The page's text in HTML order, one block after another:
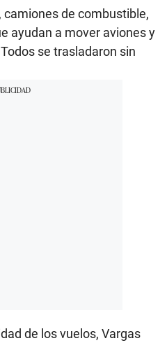
de combustible,
ayudan a mover aviones y
se trasladaron sin
de los vuelos, Vargas